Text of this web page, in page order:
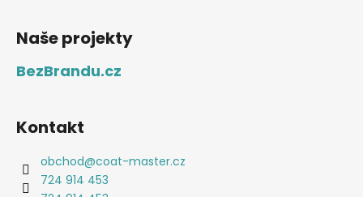
Naše projekty
BezBrandu.cz
Kontakt
obchod@coat-master.cz
724 914 453